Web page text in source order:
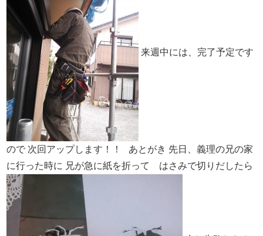
来週中には、完了予定です
ので 次回アップします！！ あとがき 先日、義理の兄の家
に行った時に 兄が急に紙を折って はさみで切りだしたら